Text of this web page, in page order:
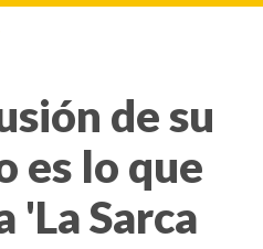
de su
es lo que
'La Sarca